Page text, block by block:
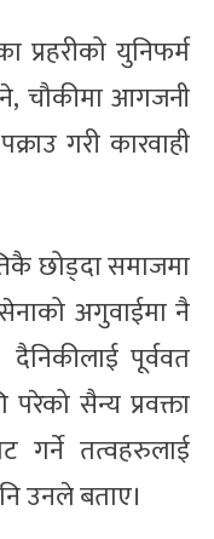
प्रहरीको युनिफर्म
चौकीमा आगजनी
गरी कारवाही
छोड्दा समाजमा
अगुवाईमा नै
पूर्ववत
सैन्य प्रवक्ता
गर्ने तत्वहरुलाई
उनले बताए।